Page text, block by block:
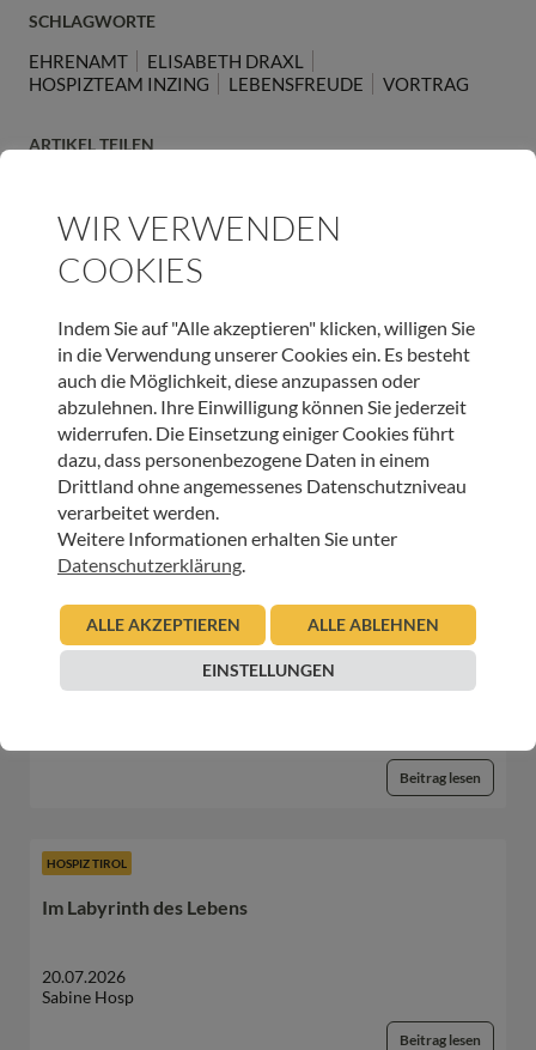
SCHLAGWORTE
EHRENAMT
ELISABETH DRAXL
HOSPIZTEAM INZING
LEBENSFREUDE VORTRAG
ARTIKEL TEILEN
JETZT ONLINE SPENDEN & LIEBEVOLLE BEGLEITUNG
SCHENKEN
SPENDEN
WEITERE BEITRÄGE DIESER KATEGORIE
Verabschiedungsritual Kinder-Hospizteam –
Geschichten, die das Leben schreibt
Beitrag lesen
HOSPIZ TIROL
Im Labyrinth des Lebens
20.07.2026
Sabine Hosp
Beitrag lesen
WIR VERWENDEN
COOKIES
Indem Sie auf "Alle akzeptieren" klicken, willigen Sie
in die Verwendung unserer Cookies ein. Es besteht
auch die Möglichkeit, diese anzupassen oder
abzulehnen. Ihre Einwilligung können Sie jederzeit
widerrufen. Die Einsetzung einiger Cookies führt
dazu, dass personenbezogene Daten in einem
Drittland ohne angemessenes Datenschutzniveau
verarbeitet werden.
Weitere Informationen erhalten Sie unter
Datenschutzerklärung.
ALLE AKZEPTIEREN ALLE ABLEHNEN
EINSTELLUNGEN